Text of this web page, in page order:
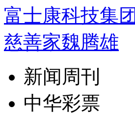
富士康科技集团
慈善家魏腾雄
新闻周刊
中华彩票